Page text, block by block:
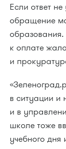
Если ответ
обращение
к оплате
и
в ситуации и
и в
школе тоже
учебного дня